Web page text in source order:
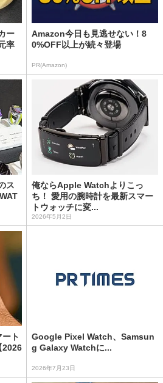
ー
率
Amazon今日も見逃せない！8
0%OFF以上が続々登場
PR(Amazon)
ス
俺ならApple Watchよりこっ
ち！ 愛用の腕時計を最新スマー
トウォッチに変...
2026年5月2日
ート
2026
Google Pixel Watch、Samsun
g Galaxy Watchに...
2026年7月23日